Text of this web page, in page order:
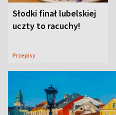
Słodki finał lubelskiej
uczty to racuchy!
Przepisy